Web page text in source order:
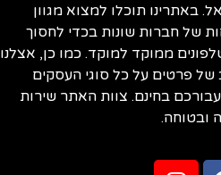
באתרינו תוכלו למצוא מגוון
של חברות שונות בכדי לחסוך
ממוקד למוקד. כמו כן, אצלנו
של פרטים על כל סוגי העסקים
בחינם. צוות האתר שירות
ובטוחה.